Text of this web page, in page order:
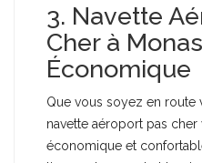
3. Navette
Cher à
Économique
Que vous soyez en route
navette aéroport pas
économique et